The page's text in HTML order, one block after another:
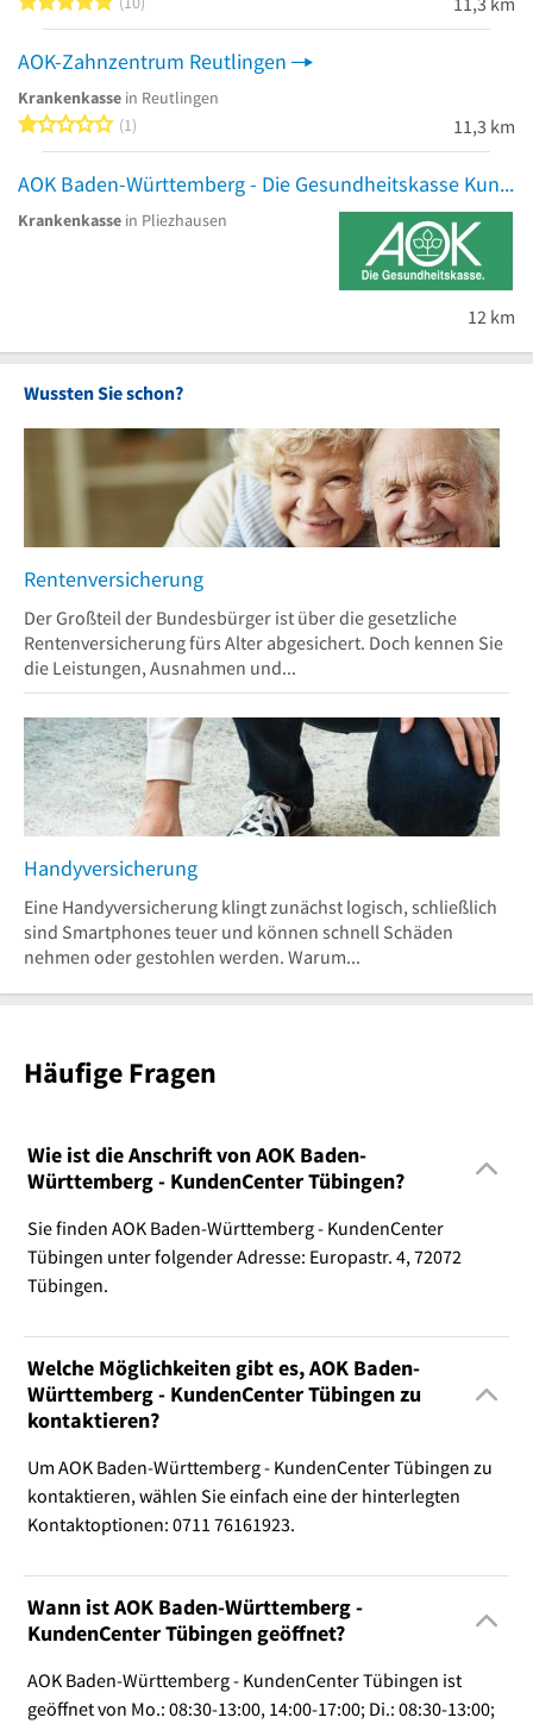
AOK-Zahnzentrum Reutlingen
Krankenkasse in Reutlingen
1 von 5 Sternen
1 11,3 km
AOK Baden-Württemberg - Die Gesundheitskasse KundenCenter Pliezhausen
Krankenkasse in Pliezhausen
12 km
Wussten Sie schon?
Rentenversicherung
Der Großteil der Bundesbürger ist über die gesetzliche
Rentenversicherung fürs Alter abgesichert. Doch kennen Sie
die Leistungen, Ausnahmen und...
Handyversicherung
Eine Handyversicherung klingt zunächst logisch, schließlich
sind Smartphones teuer und können schnell Schäden
nehmen oder gestohlen werden. Warum...
Häufige Fragen
Wie ist die Anschrift von AOK Baden-
Württemberg - KundenCenter Tübingen?
Sie finden AOK Baden-Württemberg - KundenCenter
Tübingen unter folgender Adresse: Europastr. 4, 72072
Tübingen.
Welche Möglichkeiten gibt es, AOK Baden-
Württemberg - KundenCenter Tübingen zu
kontaktieren?
Um AOK Baden-Württemberg - KundenCenter Tübingen zu
kontaktieren, wählen Sie einfach eine der hinterlegten
Kontaktoptionen: 0711 76161923.
Wann ist AOK Baden-Württemberg -
KundenCenter Tübingen geöffnet?
AOK Baden-Württemberg - KundenCenter Tübingen ist
geöffnet von Mo.: 08:30-13:00, 14:00-17:00; Di.: 08:30-13:00;